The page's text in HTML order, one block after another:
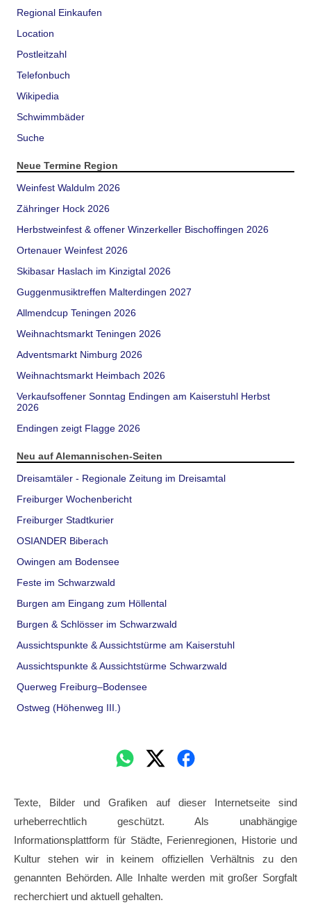
Regional Einkaufen
Location
Postleitzahl
Telefonbuch
Wikipedia
Schwimmbäder
Suche
Neue Termine Region
Weinfest Waldulm 2026
Zähringer Hock 2026
Herbstweinfest & offener Winzerkeller Bischoffingen 2026
Ortenauer Weinfest 2026
Skibasar Haslach im Kinzigtal 2026
Guggenmusiktreffen Malterdingen 2027
Allmendcup Teningen 2026
Weihnachtsmarkt Teningen 2026
Adventsmarkt Nimburg 2026
Weihnachtsmarkt Heimbach 2026
Verkaufsoffener Sonntag Endingen am Kaiserstuhl Herbst
2026
Endingen zeigt Flagge 2026
Neu auf Alemannischen-Seiten
Dreisamtäler - Regionale Zeitung im Dreisamtal
Freiburger Wochenbericht
Freiburger Stadtkurier
OSIANDER Biberach
Owingen am Bodensee
Feste im Schwarzwald
Burgen am Eingang zum Höllental
Burgen & Schlösser im Schwarzwald
Aussichtspunkte & Aussichtstürme am Kaiserstuhl
Aussichtspunkte & Aussichtstürme Schwarzwald
Querweg Freiburg–Bodensee
Ostweg (Höhenweg III.)
Texte, Bilder und Grafiken auf dieser Internetseite sind
urheberrechtlich geschützt. Als unabhängige
Informationsplattform für Städte, Ferienregionen, Historie und
Kultur stehen wir in keinem offiziellen Verhältnis zu den
genannten Behörden. Alle Inhalte werden mit großer Sorgfalt
recherchiert und aktuell gehalten.